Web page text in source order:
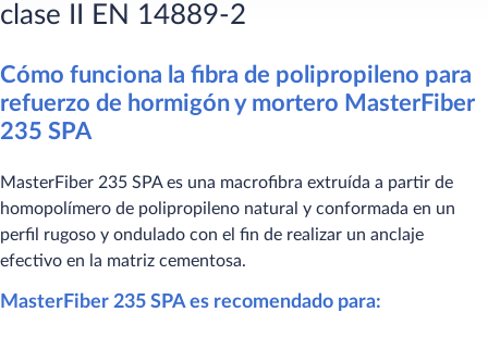
clase II EN 14889-2
Cómo funciona la fibra de polipropileno para
refuerzo de hormigón y mortero MasterFiber
235 SPA
MasterFiber 235 SPA es una macrofibra extruída a partir de
homopolímero de polipropileno natural y conformada en un
perfil rugoso y ondulado con el fin de realizar un anclaje
efectivo en la matriz cementosa.
MasterFiber 235 SPA es recomendado para: